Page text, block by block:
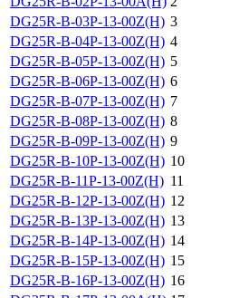
DG25R-B-03P-13-00Z(H) 3
DG25R-B-04P-13-00Z(H) 4
DG25R-B-05P-13-00Z(H) 5
DG25R-B-06P-13-00Z(H) 6
DG25R-B-07P-13-00Z(H) 7
DG25R-B-08P-13-00Z(H) 8
DG25R-B-09P-13-00Z(H) 9
DG25R-B-10P-13-00Z(H) 10
DG25R-B-11P-13-00Z(H) 11
DG25R-B-12P-13-00Z(H) 12
DG25R-B-13P-13-00Z(H) 13
DG25R-B-14P-13-00Z(H) 14
DG25R-B-15P-13-00Z(H) 15
DG25R-B-16P-13-00Z(H) 16